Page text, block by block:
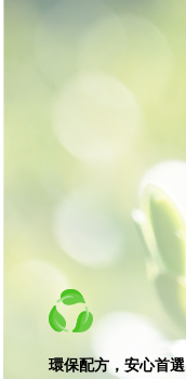
環保配方，安心首選